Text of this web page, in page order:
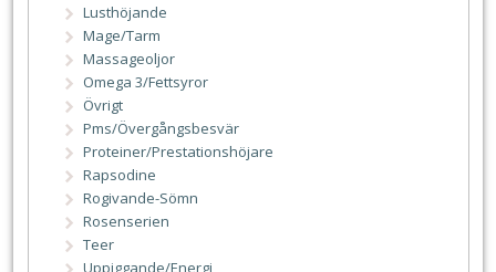
Lusthöjande
Mage/Tarm
Massageoljor
Omega 3/Fettsyror
Övrigt
Pms/Övergångsbesvär
Proteiner/Prestationshöjare
Rapsodine
Rogivande-Sömn
Rosenserien
Teer
Uppiggande/Energi